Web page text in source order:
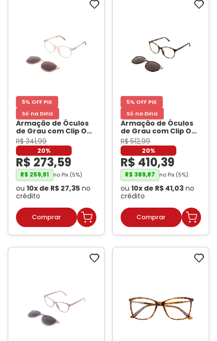
Marcas
Marcas
Exclusivas
Hit
DNZ
Ono
Todas
Exclusivas
Marcas
Collection
DNZ
Hit
Ono
Totas
Exclusivas
Marcas
Exclusivas
DNZ
Hit
Ono
Todas
Exclusivas
Collection
DNZ
5% OFF PIX
Só na Diniz
Armação de Óculos
de Grau com Clip On
Feminina Hit
Quadrada 2037 Cor
Rosa- HIT
R$ 341,99
20%
R$ 273,59
R$ 259,91 no Pix (5%)
ou 10x de R$ 27,35 no
crédito
5% OFF PIX
Só na Diniz
Armação de Óculos
de Grau com Clip On
Feminina Hit
Quadrada 2037 Cor
Tartaruga Marrom
HIT
R$ 512,99
20%
R$ 410,39
R$ 389,87 no Pix (5%)
ou 10x de R$ 41,03 no
crédito